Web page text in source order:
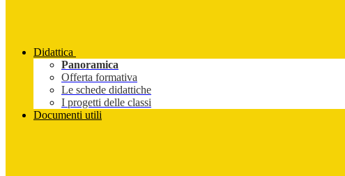
Didattica
Panoramica
Offerta formativa
Le schede didattiche
I progetti delle classi
Documenti utili